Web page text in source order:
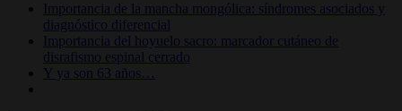
Importancia de la mancha mongólica: síndromes asociados y
diagnóstico diferencial
Importancia del hoyuelo sacro: marcador cutáneo de
disrafismo espinal cerrado
Y ya son 63 años…